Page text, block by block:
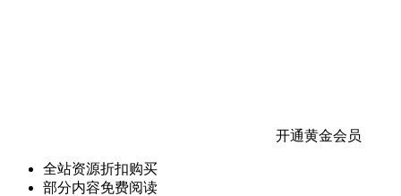
开通黄金会员
全站资源折扣购买
部分内容免费阅读